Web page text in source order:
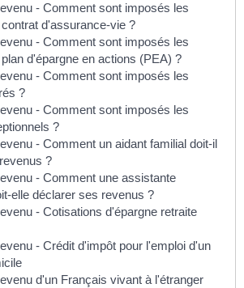
- Comment sont imposés les
d'assurance-vie ?
- Comment sont imposés les
d'épargne en actions (PEA) ?
- Comment sont imposés les
?
- Comment sont imposés les
?
- Comment un aidant familial doit-il
?
- Comment une assistante
elle déclarer ses revenus ?
- Cotisations d'épargne retraite
- Crédit d'impôt pour l'emploi d'un
d'un Français vivant à l'étranger